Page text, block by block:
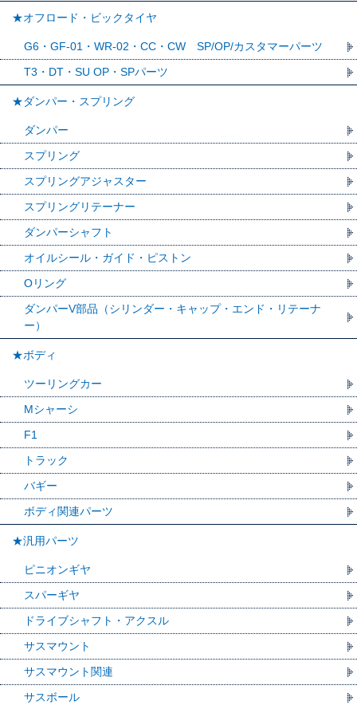
★オフロード・ビックタイヤ
G6・GF-01・WR-02・CC・CW SP/OP/カスタマーパーツ
T3・DT・SU OP・SPパーツ
★ダンパー・スプリング
ダンパー
スプリング
スプリングアジャスター
スプリングリテーナー
ダンパーシャフト
オイルシール・ガイド・ピストン
Oリング
ダンパーV部品（シリンダー・キャップ・エンド・リテーナ
ー）
★ボディ
ツーリングカー
Mシャーシ
F1
トラック
バギー
ボディ関連パーツ
★汎用パーツ
ピニオンギヤ
スパーギヤ
ドライブシャフト・アクスル
サスマウント
サスマウント関連
サスボール